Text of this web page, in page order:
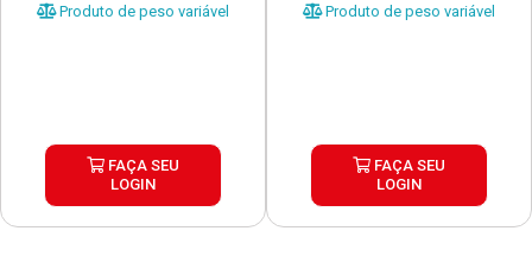
Produto de peso variável
FAÇA SEU
LOGIN
Produto de peso variável
FAÇA SEU
LOGIN